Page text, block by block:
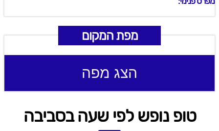
מפת המקום
הצג מפה
טופ נופש לפי שעה בסביבה